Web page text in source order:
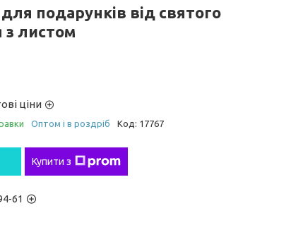
подарунків від святого
з листом
ціни
Оптом і в роздріб Код: 17767
Купити з
61